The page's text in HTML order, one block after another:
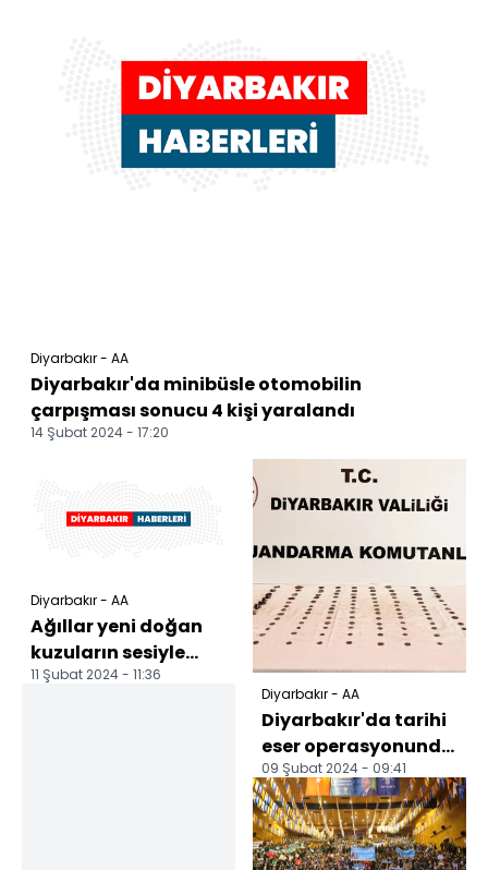
Diyarbakır - AA
Diyarbakır'da minibüsle otomobilin
çarpışması sonucu 4 kişi yaralandı
14 Şubat 2024 - 17:20
Diyarbakır - AA
Ağıllar yeni doğan
kuzuların sesiyle
şenleniyor
11 Şubat 2024 - 11:36
Diyarbakır - AA
Diyarbakır'da tarihi
eser operasyonunda
2 şüpheli yakalandı
09 Şubat 2024 - 09:41